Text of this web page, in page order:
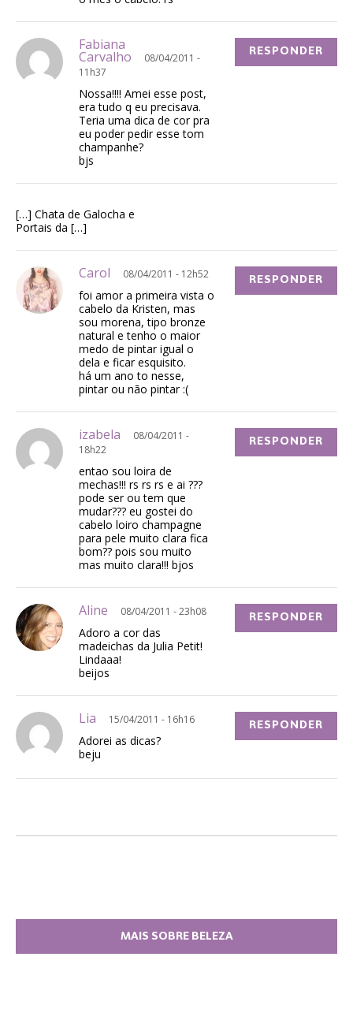
Fabiana
Carvalho
08/04/2011 -
11h37
Nossa!!!! Amei esse post,
era tudo q eu precisava.
Teria uma dica de cor pra
eu poder pedir esse tom
champanhe?
bjs
RESPONDER
[…] Chata de Galocha e
Portais da […]
Carol 08/04/2011 - 12h52
foi amor a primeira vista o
cabelo da Kristen, mas
sou morena, tipo bronze
natural e tenho o maior
medo de pintar igual o
dela e ficar esquisito.
há um ano to nesse,
pintar ou não pintar :(
RESPONDER
izabela
08/04/2011 -
18h22
entao sou loira de
mechas!!! rs rs rs e ai ???
pode ser ou tem que
mudar??? eu gostei do
cabelo loiro champagne
para pele muito clara fica
bom?? pois sou muito
mas muito clara!!! bjos
RESPONDER
Aline 08/04/2011 - 23h08
Adoro a cor das
madeichas da Julia Petit!
Lindaaa!
beijos
RESPONDER
Lia 15/04/2011 - 16h16
Adorei as dicas?
beju
RESPONDER
MAIS SOBRE BELEZA